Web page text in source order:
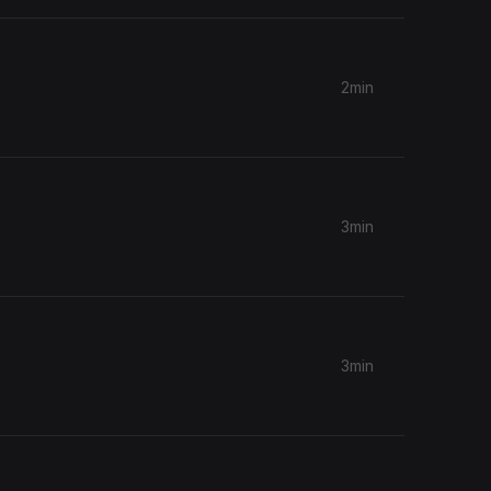
2min
3min
3min